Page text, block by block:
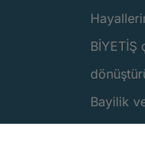
BİYETİŞ
Bayilik